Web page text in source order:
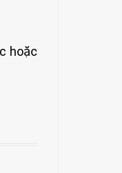
hoặc